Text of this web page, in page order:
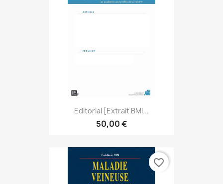
Editorial [extrait BMI...
50,00 €
favorite_border